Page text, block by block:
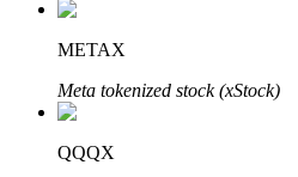
METAX
Meta tokenized stock (xStock)
QQQX